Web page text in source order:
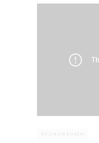
RECENZJA KSIĄŻKI